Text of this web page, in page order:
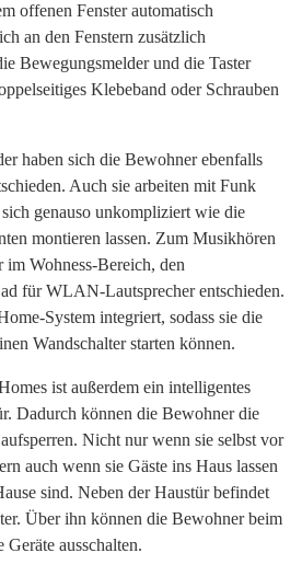
offenen Fenster automatisch
an den Fenstern zusätzlich
Bewegungsmelder und die Taster
Klebeband oder Schrauben
haben sich die Bewohner ebenfalls
Auch sie arbeiten mit Funk
genauso unkompliziert wie die
montieren lassen. Zum Musikhören
Wohness-Bereich, den
für WLAN-Lautsprecher entschieden.
System integriert, sodass sie die
Wandschalter starten können.
ist außerdem ein intelligentes
Dadurch können die Bewohner die
Nicht nur wenn sie selbst vor
auch wenn sie Gäste ins Haus lassen
sind. Neben der Haustür befindet
Über ihn können die Bewohner beim
Geräte ausschalten.